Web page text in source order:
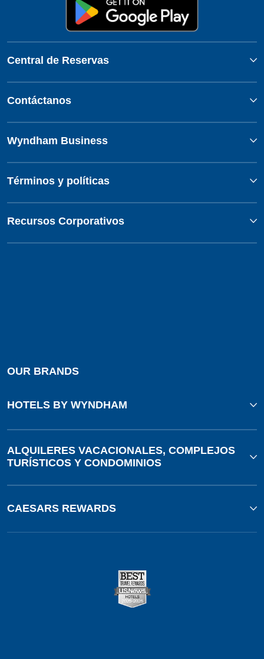
Central de Reservas
Contáctanos
Wyndham Business
Términos y políticas
Recursos Corporativos
OUR BRANDS
HOTELS BY WYNDHAM
ALQUILERES VACACIONALES, COMPLEJOS
TURÍSTICOS Y CONDOMINIOS
CAESARS REWARDS